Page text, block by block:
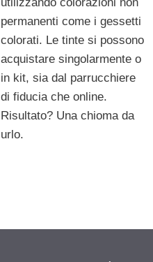
utilizzando colorazioni non
permanenti come i gessetti
colorati. Le tinte si possono
acquistare singolarmente o
in kit, sia dal parrucchiere
di fiducia che online.
Risultato? Una chioma da
urlo.